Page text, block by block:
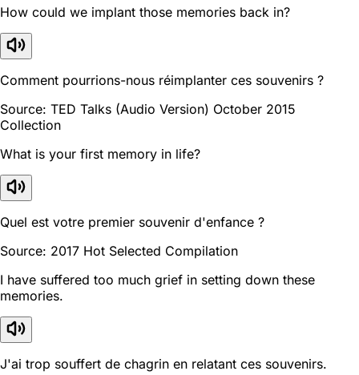
How could we implant those memories back in?
Comment pourrions-nous réimplanter ces souvenirs ?
Source: TED Talks (Audio Version) October 2015
Collection
What is your first memory in life?
Quel est votre premier souvenir d'enfance ?
Source: 2017 Hot Selected Compilation
I have suffered too much grief in setting down these
memories.
J'ai trop souffert de chagrin en relatant ces souvenirs.